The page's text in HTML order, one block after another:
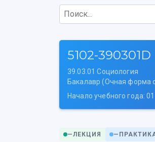
Поиск...
5102-390301D
39.03.01 Социология
Бакалавр (Очная форма
Начало учебного года:
—ЛЕКЦИЯ —